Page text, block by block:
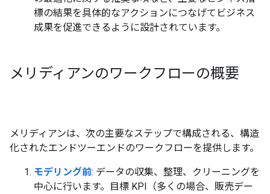
標の結果を具体的なアクションにつなげてビジネス
成果を促進できるように設計されています。
メリディアンのワークフローの概要
メリディアンは、次の主要なステップで構成される、構造
化されたエンドツーエンドのワークフローを提供します。
モデリング前: データの収集、整理、クリーニングを
中心に行います。目標 KPI（多くの場合、販売デー